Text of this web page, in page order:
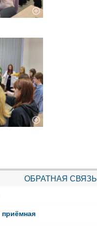
ОБРАТНАЯ СВЯЗЬ
приёмная